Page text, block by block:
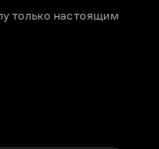
только настоящим